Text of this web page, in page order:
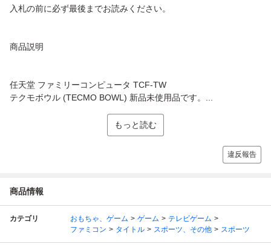
入札の前に必ず最後までお読みください。
商品説明
任天堂 ファミリーコンピュータ TCF-TW
テクモボウル (TECMO BOWL) 新品未使用品です。...
もっと読む
違反報告
商品情報
カテゴリ おもちゃ、ゲーム ゲーム
テレビゲーム
ファミコン
タイトル スポーツ、その他 スポーツ